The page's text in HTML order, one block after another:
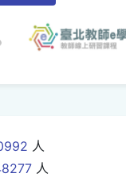
人
人